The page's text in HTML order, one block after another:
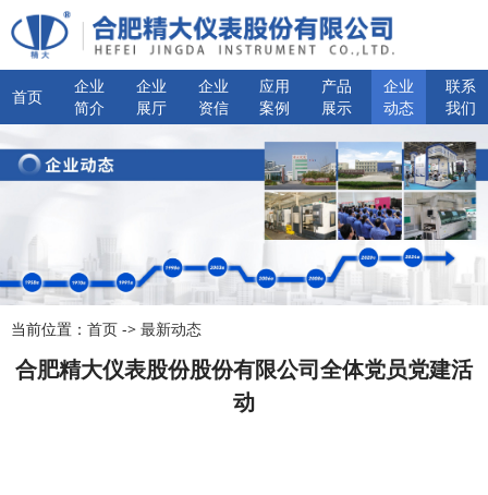
首页
企业
简介
企业
展厅
企业
资信
应用
案例
产品
展示
企业
动态
联系
我们
当前位置： 首页 -> 最新动态
合肥精大仪表股份股份有限公司全体党员党建活
动